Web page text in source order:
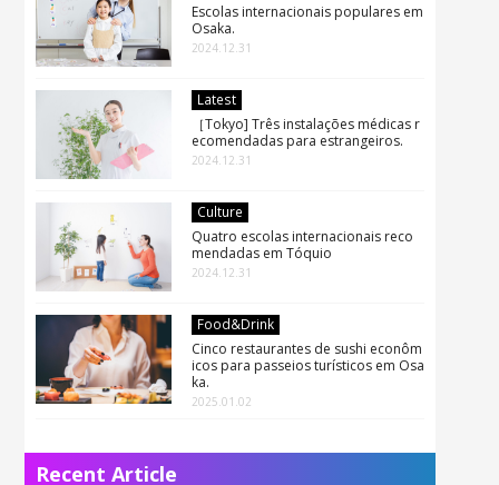
Escolas internacionais populares em
Osaka.
2024.12.31
Latest
［Tokyo] Três instalações médicas r
ecomendadas para estrangeiros.
2024.12.31
Culture
Quatro escolas internacionais reco
mendadas em Tóquio
2024.12.31
Food&Drink
Cinco restaurantes de sushi econôm
icos para passeios turísticos em Osa
ka.
2025.01.02
Recent Article